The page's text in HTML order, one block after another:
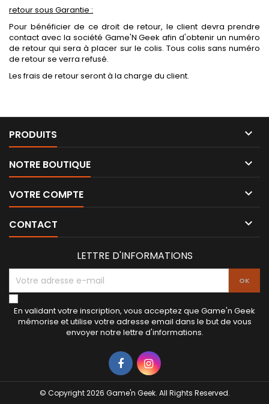
retour sous Garantie :
Pour bénéficier de ce droit de retour, le client devra prendre
contact avec la société Game'N Geek afin d'obtenir un numéro
de retour qui sera à placer sur le colis. Tous colis sans numéro
de retour se verra refusé.
Les frais de retour seront à la charge du client.
PRODUITS 
NOTRE BOUTIQUE 
VOTRE COMPTE 
CONTACT 
LETTRE D'INFORMATIONS
En validant votre inscription, vous acceptez que Game'n Geek
mémorise et utilise votre adresse email dans le but de vous
envoyer notre lettre d'informations.
© Copyright 2026 Game'n Geek. All Rights Reserved.